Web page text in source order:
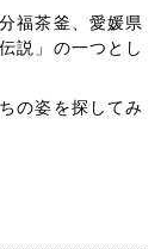
福茶釜、愛媛県
説」の一つとし
の姿を探してみ